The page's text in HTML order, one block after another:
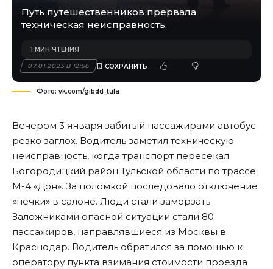
Путь путешественников прервала
техническая неисправность.
07.01.2025 В 12:56
1 МИН ЧТЕНИЯ
Фото: vk.com/gibdd_tula
Вечером 3 января забитый пассажирами автобус
резко заглох. Водитель заметил техническую
неисправность, когда транспорт пересекал
Богородицкий район Тульской области по трассе
М-4 «Дон». За поломкой последовало отключение
«печки» в салоне. Люди стали замерзать.
Заложниками опасной ситуации стали 80
пассажиров, направлявшиеся из Москвы в
Краснодар. Водитель обратился за помощью к
оператору пункта взимания стоимости проезда